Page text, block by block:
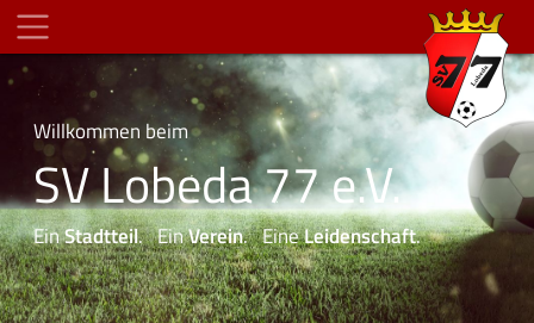
Willkommen beim
SV Lobeda 77 e.V.
EinStadtteil. EinVerein. EineLeidenschaft.